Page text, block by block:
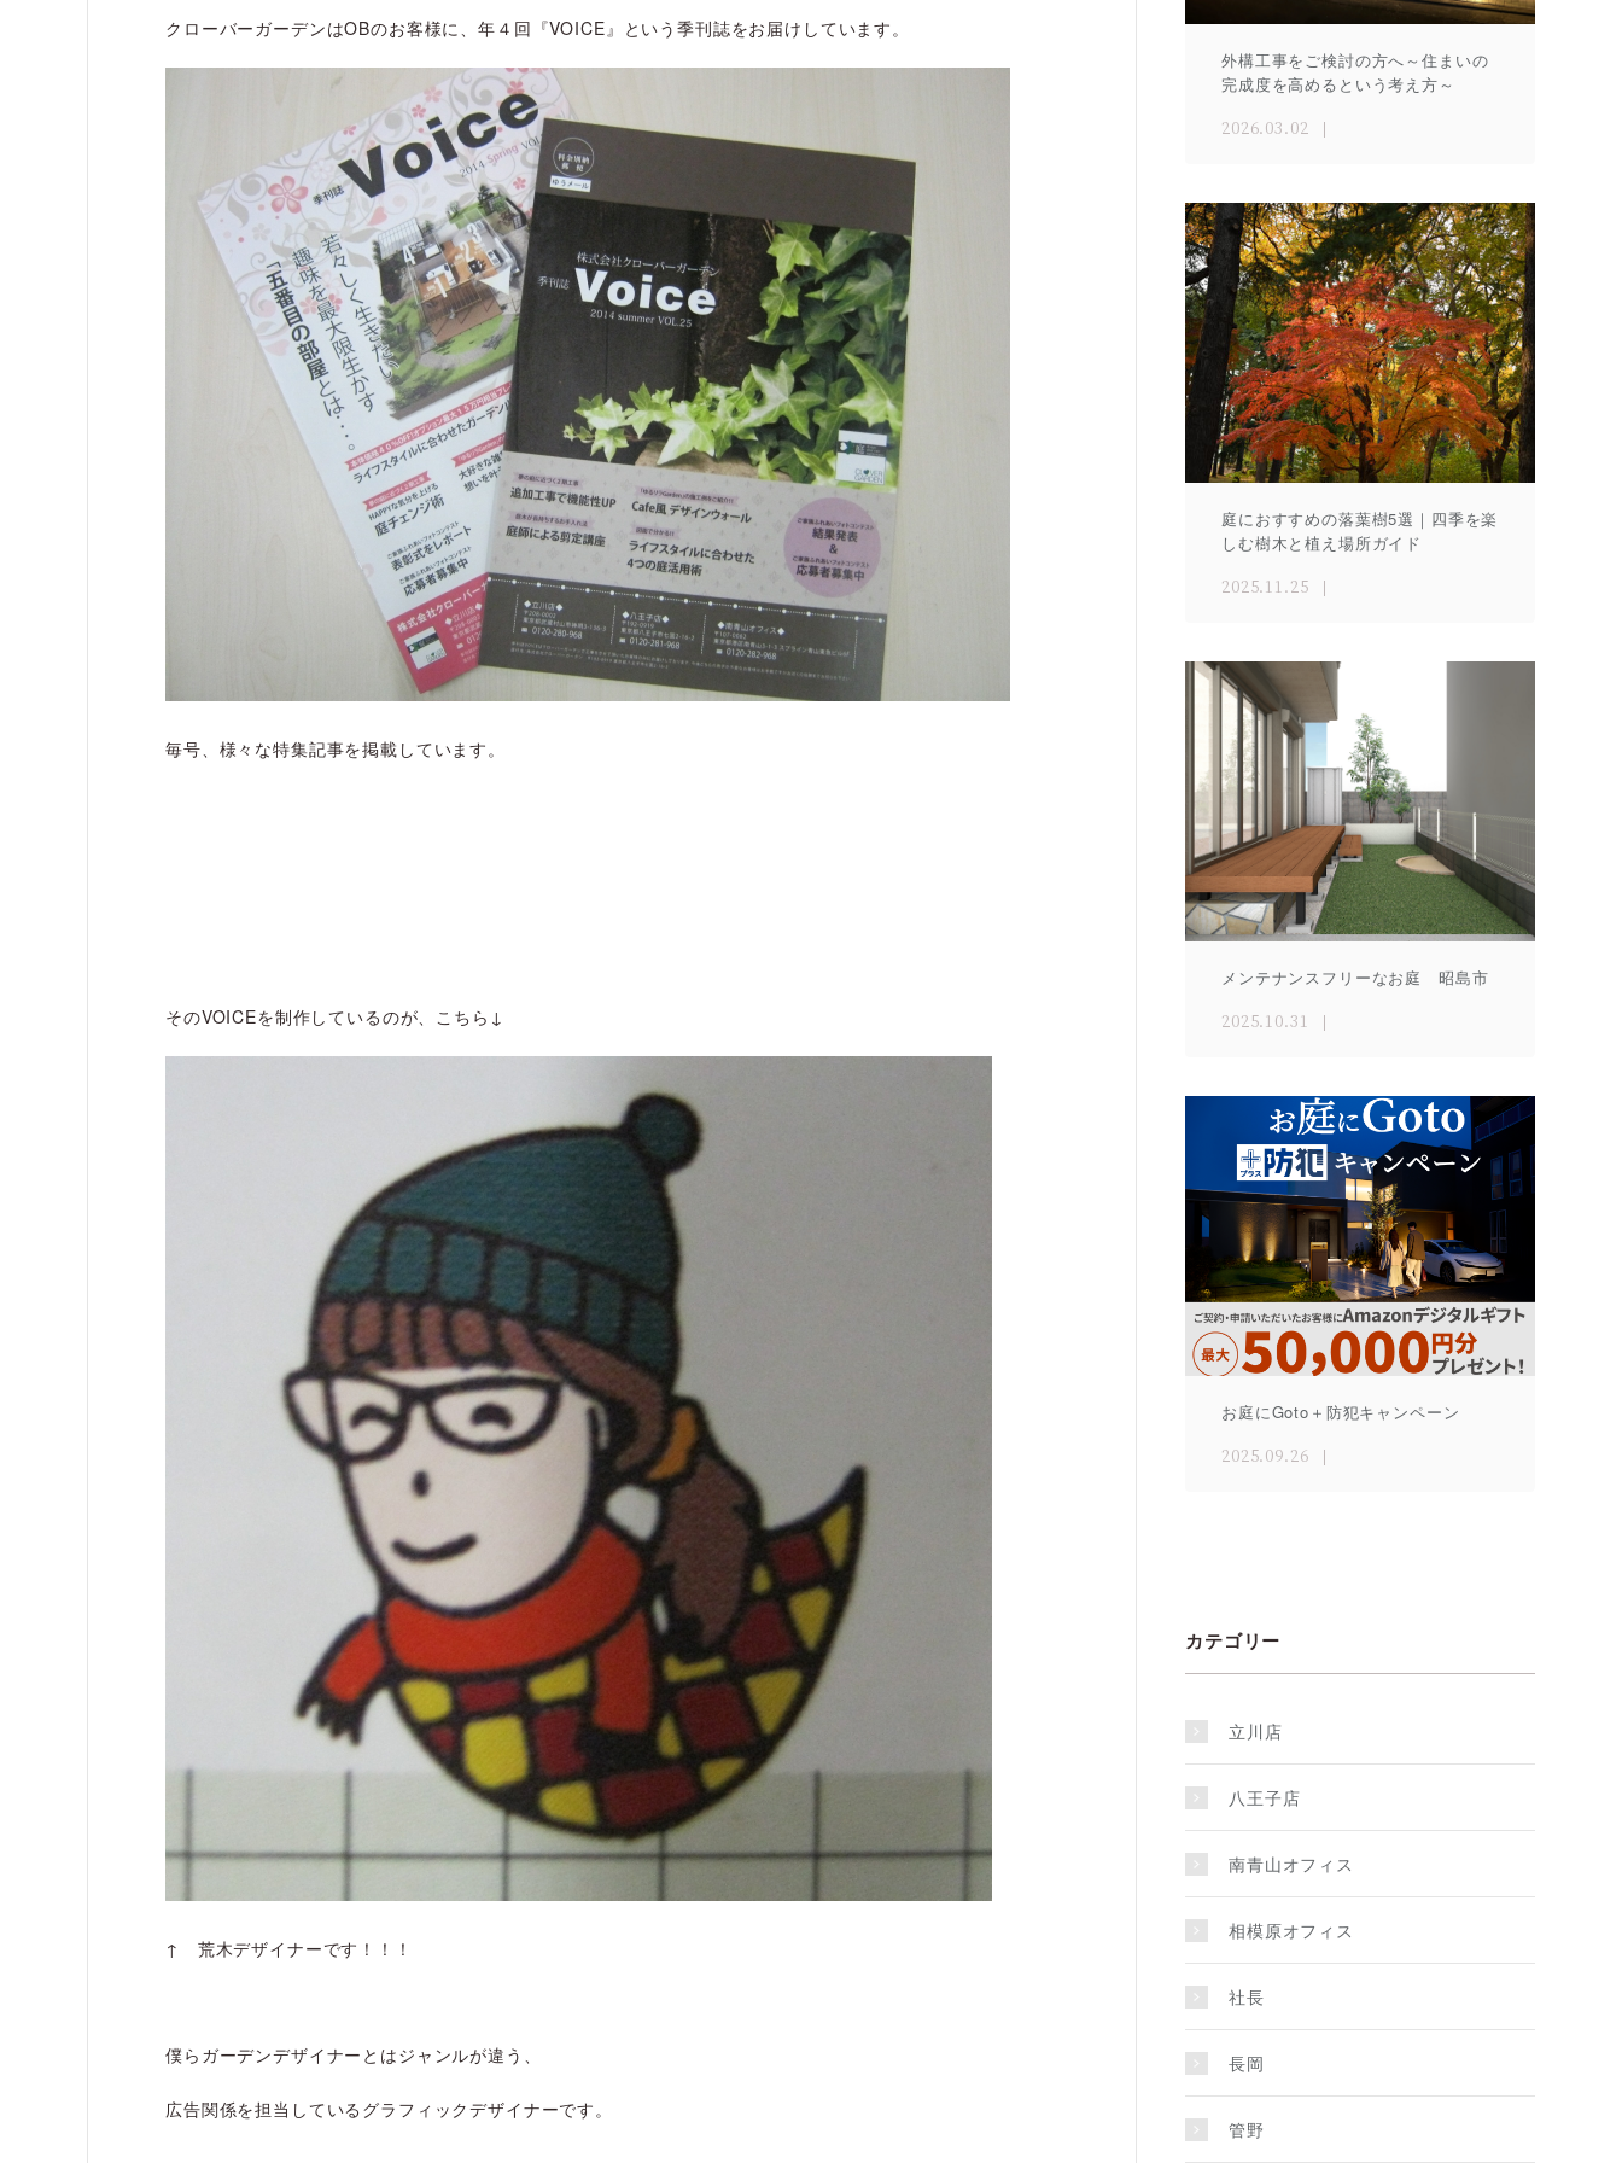
クローバーガーデンはOBのお客様に、年４回『VOICE』という季刊誌をお届けしています。
毎号、様々な特集記事を掲載しています。
そのVOICEを制作しているのが、こちら↓
↑ 荒木デザイナーです！！！
僕らガーデンデザイナーとはジャンルが違う、
広告関係を担当しているグラフィックデザイナーです。
外構工事をご検討の方へ～住まいの
完成度を高めるという考え方～
2026.03.02
庭におすすめの落葉樹5選｜四季を楽
しむ樹木と植え場所ガイド
2025.11.25
メンテナンスフリーなお庭 昭島市
2025.10.31
お庭にGoto＋防犯キャンペーン
2025.09.26
カテゴリー
立川店
八王子店
南青山オフィス
相模原オフィス
社長
長岡
管野